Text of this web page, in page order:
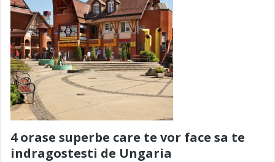
4 orase superbe care te vor face sa te
indragostesti de Ungaria